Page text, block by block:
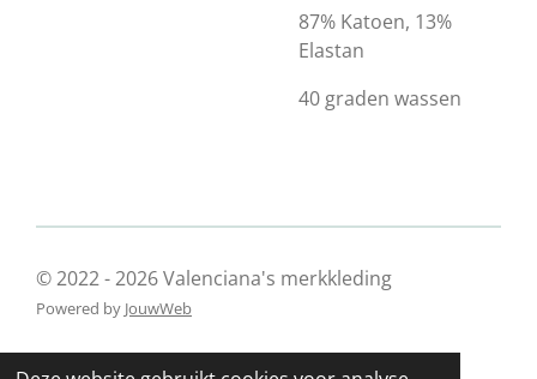
87% Katoen, 13%
Elastan
40 graden wassen
© 2022 - 2026 Valenciana's merkkleding
Powered by JouwWeb